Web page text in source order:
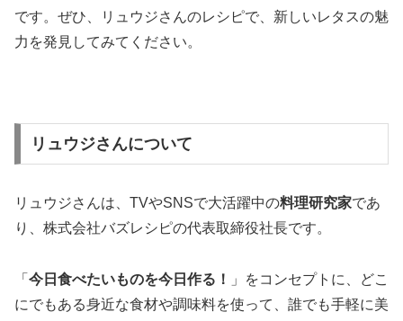
です。ぜひ、リュウジさんのレシピで、新しいレタスの魅
力を発見してみてください。
リュウジさんについて
リュウジさんは、TVやSNSで大活躍中の料理研究家であ
り、株式会社バズレシピの代表取締役社長です。
「 今日食べたいものを今日作る！
」をコンセプトに、どこ
にでもある身近な食材や調味料を使って、誰でも手軽に美